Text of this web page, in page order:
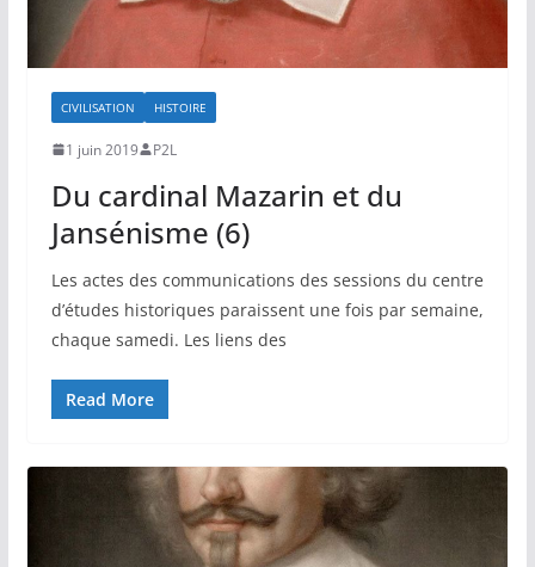
CIVILISATION HISTOIRE
1 juin 2019 P2L
Du cardinal Mazarin et du
Jansénisme (6)
Les actes des communications des sessions du centre
d’études historiques paraissent une fois par semaine,
chaque samedi. Les liens des
Read More